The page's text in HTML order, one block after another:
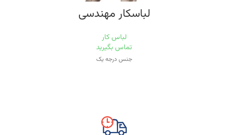
لباسکار مهندسی
لباس کار
تماس بگیرید
جنس درجه یک